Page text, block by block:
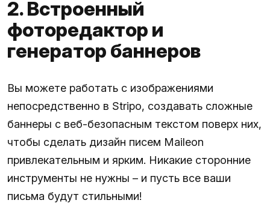
2. Встроенный
фоторедактор и
генератор баннеров
Вы можете работать с изображениями
непосредственно в Stripo, создавать сложные
баннеры с веб-безопасным текстом поверх них,
чтобы сделать дизайн писем Maileon
привлекательным и ярким. Никакие сторонние
инструменты не нужны – и пусть все ваши
письма будут стильными!